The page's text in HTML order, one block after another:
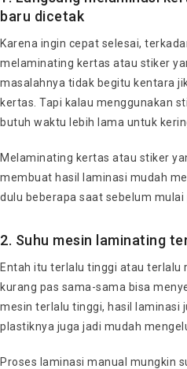
baru dicetak
Karena ingin cepat selesai,
melaminating kertas atau stiker
masalahnya tidak begitu kentara
kertas. Tapi kalau menggunakan
butuh waktu lebih lama untuk
Melaminating kertas atau stiker
membuat hasil laminasi mudah
dulu beberapa saat sebelum mulai
2. Suhu mesin laminating
Entah itu terlalu tinggi atau terlalu
kurang pas sama-sama bisa
mesin terlalu tinggi, hasil laminasi
plastiknya juga jadi mudah
Proses laminasi manual mungkin